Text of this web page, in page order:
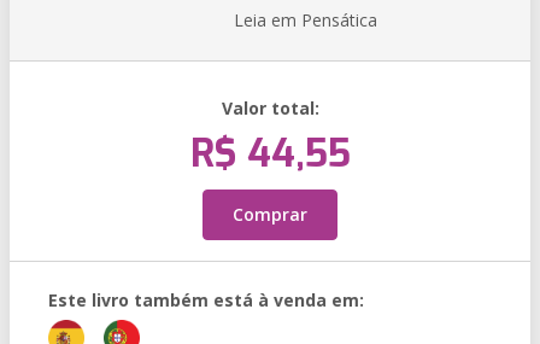
Leia em Pensática
Valor total:
R$ 44,55
Comprar
Este livro também está à venda em: